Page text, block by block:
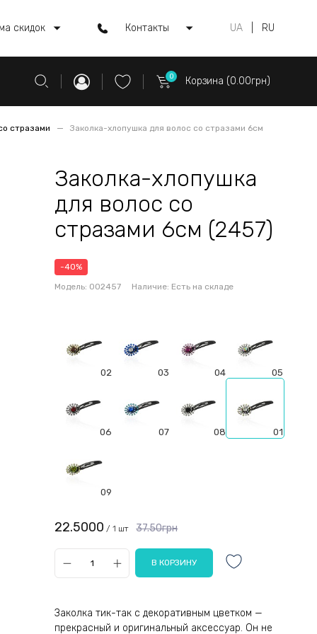
скидок Контакты UA RU
0 Корзина (0.00грн)
стразами
Заколка-хлопушка для волос со стразами 6см
Заколка-хлопушка
для волос со
стразами 6см (2457)
-40%
Модель: 002457 Наличие: Есть на складе
02 03 04 05
06 07 08 01
09
37.50грн
22.5000 / 1 шт
Заколка тик-так с декоративным цветком —
прекрасный и оригинальный аксессуар. Он не